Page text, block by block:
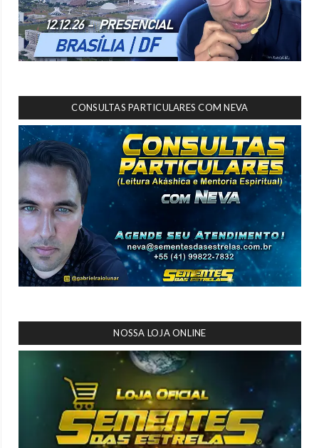
CONSULTAS PARTICULARES COM NEVA
NOSSA LOJA ONLINE